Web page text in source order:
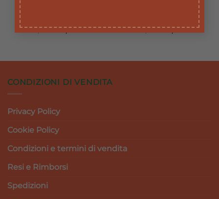
BUSCOFENACT 400 MG
14,90€ Il
prezzo
13,41€Il
BUSCOPAN SANOFI 30
12,90€ Il
prezzo
11,61€Il
CONDIZIONI DI VENDITA
Privacy Policy
Cookie Policy
Condizioni e termini di vendita
Resi e Rimborsi
Spedizioni